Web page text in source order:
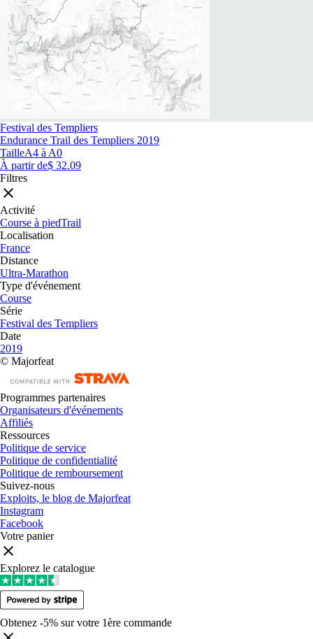
Festival des Templiers
Endurance Trail des Templiers 2019
TailleA4 à A0
À partir de$ 32.09
Filtres
Activité
Course à piedTrail
Localisation
France
Distance
Ultra-Marathon
Type d'événement
Course
Série
Festival des Templiers
Date
2019
© Majorfeat
Programmes partenaires
Organisateurs d'événements
Affiliés
Ressources
Politique de service
Politique de confidentialité
Politique de remboursement
Suivez-nous
Exploits, le blog de Majorfeat
Instagram
Facebook
Votre panier
Explorez le catalogue
Obtenez -5% sur votre 1ère commande